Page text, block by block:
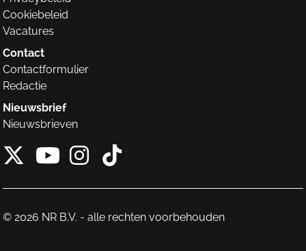
Cookiebeleid
Vacatures
Contact
Contactformulier
Redactie
Nieuwsbrief
Nieuwsbrieven
X van NieuwRechts
Instagram van
Tiktok van
© 2026 NR B.V. - alle rechten voorbehouden